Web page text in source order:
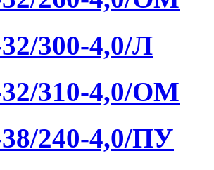
300-4,0/Л
310-4,0/ОМ
240-4,0/ПУ